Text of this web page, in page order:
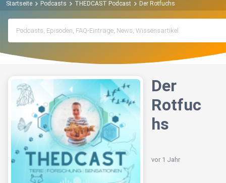
Startseite Podcasts THEDCAST Podcast Der Rotfuchs
Der
Rotfuc
hs
vor 1 Jahr